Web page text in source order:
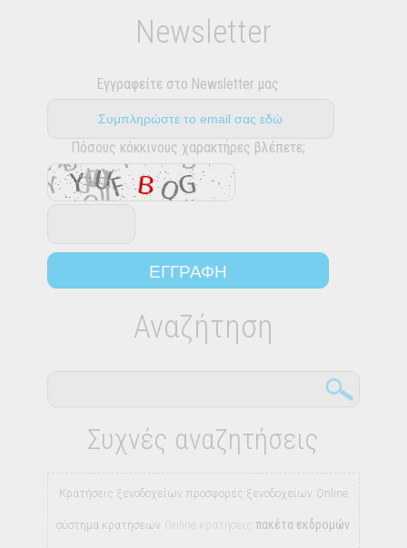
Newsletter
Εγγραφείτε στο Newsletter μας
Πόσους κόκκινους χαρακτήρες βλέπετε;
Αναζήτηση
Συχνές αναζητήσεις
Κρατήσεις ξενοδοχείων προσφορές ξενοδοχείων Online
σύστημα κρατήσεων Online κρατήσεις πακέτα εκδρομών